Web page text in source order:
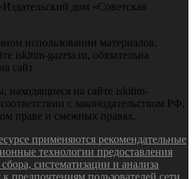
дом «Советская
использовании материалов,
iskitim-gazeta.ru, обязательна
сайт
находящиеся на сайте iskitim-
с законодательством РФ,
праве и смежных правах.
применяются рекомендательные
технологии предоставления
систематизации и анализа